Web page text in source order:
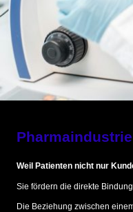
Pharmaindustrie
Weil Patienten nicht nur
Sie fördern die direkte
Die Beziehung zwischen